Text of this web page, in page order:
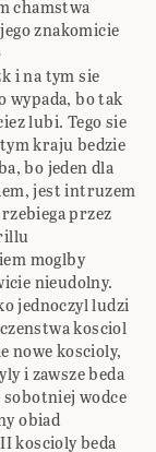
chamstwa
znakomicie
i na tym sie
wypada, bo tak
lubi. Tego sie
kraju bedzie
bo jeden dla
jest intruzem
przez
moglby
nieudolny.
jednoczyl ludzi
kosciol
nowe koscioly,
i zawsze beda
sobotniej wodce
obiad
koscioly beda